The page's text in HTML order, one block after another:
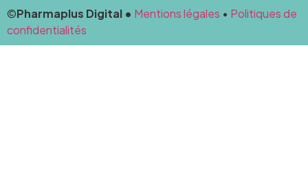
©Pharmaplus Digital • Mentions légales • Politiques de
confidentialités